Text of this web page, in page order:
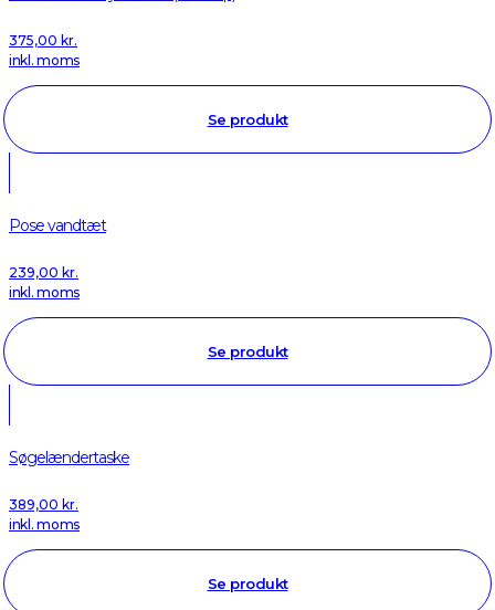
375,00 kr.
inkl. moms
Se produkt
Pose vandtæt
239,00 kr.
inkl. moms
Se produkt
Søgelændertaske
389,00 kr.
inkl. moms
Se produkt